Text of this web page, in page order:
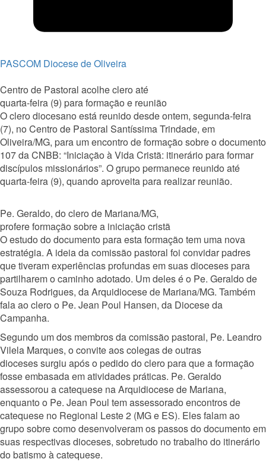
PASCOM Diocese de Oliveira
Centro de Pastoral acolhe clero até
quarta-feira (9) para formação e reunião
O clero diocesano está reunido desde ontem, segunda-feira
(7), no Centro de Pastoral Santíssima Trindade, em
Oliveira/MG, para um encontro de formação sobre o documento
107 da CNBB: “Iniciação à Vida Cristã: itinerário para formar
discípulos missionários”. O grupo permanece reunido até
quarta-feira (9), quando aproveita para realizar reunião.
Pe. Geraldo, do clero de Mariana/MG,
profere formação sobre a iniciação cristã
O estudo do documento para esta formação tem uma nova
estratégia. A ideia da comissão pastoral foi convidar padres
que tiveram experiências profundas em suas dioceses para
partilharem o caminho adotado. Um deles é o Pe. Geraldo de
Souza Rodrigues, da Arquidiocese de Mariana/MG. Também
fala ao clero o Pe. Jean Poul Hansen, da Diocese da
Campanha.
Segundo um dos membros da comissão pastoral, Pe. Leandro
Vilela Marques, o convite aos colegas de outras
dioceses surgiu após o pedido do clero para que a formação
fosse embasada em atividades práticas. Pe. Geraldo
assessorou a catequese na Arquidiocese de Mariana,
enquanto o Pe. Jean Poul tem assessorado encontros de
catequese no Regional Leste 2 (MG e ES). Eles falam ao
grupo sobre como desenvolveram os passos do documento em
suas respectivas dioceses, sobretudo no trabalho do itinerário
do batismo à catequese.